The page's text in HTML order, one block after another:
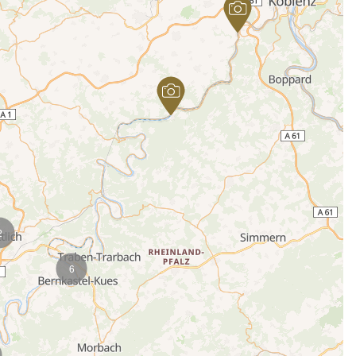
Karte wird geladen...
6